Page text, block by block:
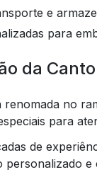
e
para
da
no
para
de
personalizado